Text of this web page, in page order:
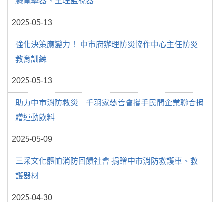
2025-05-13
強化決策應變力！ 中市府辦理防災協作中心主任防災
教育訓練
2025-05-13
助力中市消防救災！千羽家慈善會攜手民間企業聯合捐
贈運動飲料
2025-05-09
三采文化體恤消防回饋社會 捐贈中市消防救護車、救
護器材
2025-04-30